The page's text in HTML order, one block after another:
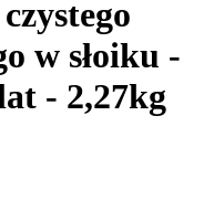
w słoiku -
- 2,27kg